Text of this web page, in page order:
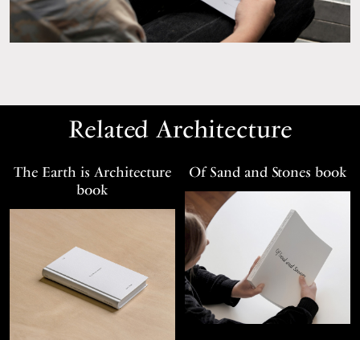
Related Architecture
The Earth is Architecture
book
Of Sand and Stones book